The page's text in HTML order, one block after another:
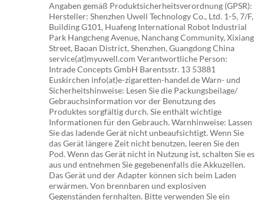
Angaben gemäß Produktsicherheitsverordnung (GPSR):
Hersteller: Shenzhen Uwell Technology Co., Ltd. 1-5, 7/F,
Building G101, Huafeng International Robot Industrial
Park Hangcheng Avenue, Nanchang Community, Xixiang
Street, Baoan District, Shenzhen, Guangdong China
service(at)myuwell.com Verantwortliche Person:
Intrade Concepts GmbH Barentsstr. 13 53881
Euskirchen info(at)e-zigaretten-handel.de Warn- und
Sicherheitshinweise: Lesen Sie die Packungsbeilage/
Gebrauchsinformation vor der Benutzung des
Produktes sorgfältig durch. Sie enthält wichtige
Informationen für den Gebrauch. Warnhinweise: Lassen
Sie das ladende Gerät nicht unbeaufsichtigt. Wenn Sie
das Gerät längere Zeit nicht benutzen, leeren Sie den
Pod. Wenn das Gerät nicht in Nutzung ist, schalten Sie es
aus und entnehmen Sie gegebenenfalls die Akkuzellen.
Das Gerät und der Adapter können sich beim Laden
erwärmen. Von brennbaren und explosiven
Gegenständen fernhalten. Bitte verwenden Sie ein